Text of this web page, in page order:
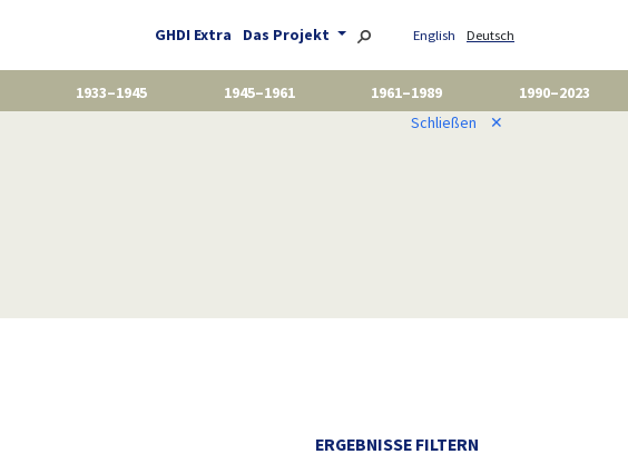
GHDI Extra Das Projekt English Deutsch
1933–1945 1945–1961 1961–1989
1990–2023
Schließen ✕
ERGEBNISSE FILTERN